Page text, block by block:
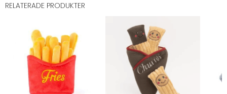
RELATERADE PRODUKTER